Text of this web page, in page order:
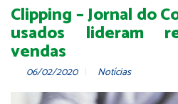
Clipping – Jornal do
usados lideram
vendas
06/02/2020 Notícias